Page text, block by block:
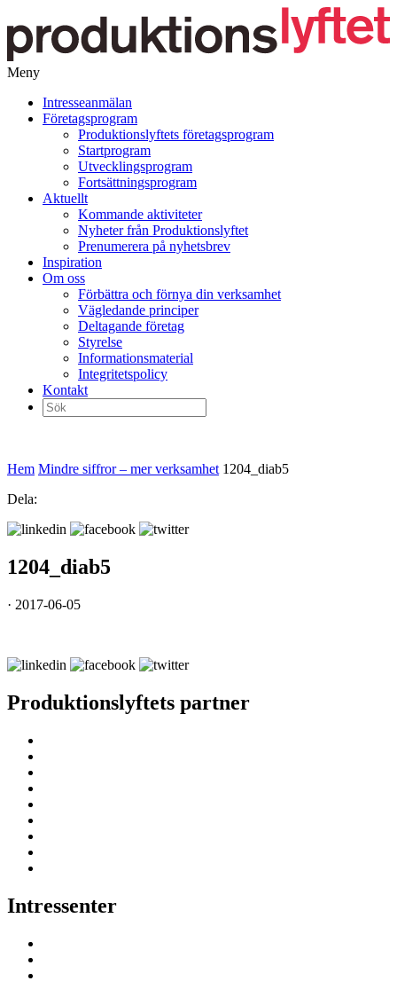
Meny
vidare
Intresseanmälan
Företagsprogram
Produktionslyftets företagsprogram
Startprogram
Utvecklingsprogram
Fortsättningsprogram
Aktuellt
Kommande aktiviteter
Nyheter från Produktionslyftet
Prenumerera på nyhetsbrev
Inspiration
Om oss
Förbättra och förnya din verksamhet
Vägledande principer
Deltagande företag
Styrelse
Informationsmaterial
Integritetspolicy
Kontakt
Sök
efter:
Hem Mindre siffror – mer verksamhet 1204_diab5
Dela:
1204_diab5
· 2017-06-05
Produktionslyftets partner
Intressenter